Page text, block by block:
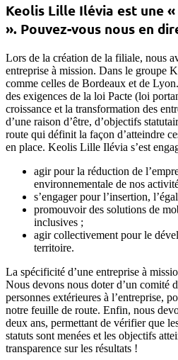
Keolis Lille Ilévia est une
». Pouvez-vous nous en
Lors de la création de la filiale, nous
entreprise à mission. Dans le groupe
comme celles de Bordeaux et de
des exigences de la loi Pacte (loi
croissance et la transformation des
d’une raison d’être, d’objectifs
route qui définit la façon d’atteindre
en place. Keolis Lille Ilévia s’est
agir pour la réduction de
environnementale de nos
s’engager pour l’insertion,
promouvoir des solutions de
inclusives ;
agir collectivement pour le
territoire.
La spécificité d’une entreprise à
Nous devons nous doter d’un comité
personnes extérieures à l’entreprise,
notre feuille de route. Enfin, nous
deux ans, permettant de vérifier que
statuts sont menées et les objectifs
transparence sur les résultats !